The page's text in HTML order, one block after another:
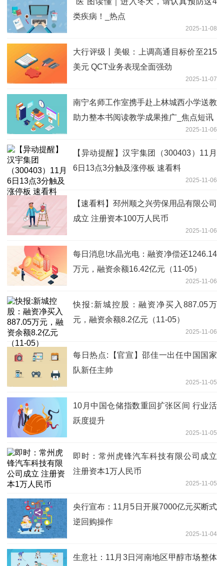
类疾病！_热点
2025-11-08
大行评级丨美银：上调高通目标价至215
美元 QCT业务表现全面强劲
2025-11-07
南宁名师工作室携手赴上林城西小学送教
助力整本书阅读教学成果推广_焦点短讯
2025-11-06
【异动提醒】汉宇集团（300403）11月
6日13点3分触及涨停板 速看料
2025-11-06
【速看料】邳州顺之兴劳保用品有限公司
成立 注册资本100万人民币
2025-11-06
每日消息!水晶光电：融资净偿还1246.14
万元，融资余额16.42亿元（11-05）
2025-11-06
快报:新城控股：融资净买入887.05万
元，融资余额8.2亿元（11-05）
2025-11-06
每日热点:【官宣】邵佳一出任中国国家
队新任主帅
2025-11-05
10月中国仓储指数重回扩张区间 行业活
跃度提升
2025-11-05
即时：常州虎锋汽车科技有限公司成立
注册资本1万人民币
2025-11-05
央行宣布：11月5日开展7000亿元买断式
逆回购操作
2025-11-04
生意社：11月3日河南地区甲醇市场整体